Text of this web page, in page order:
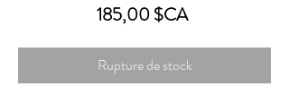
185,00 $CAPrix
Rupture de stock